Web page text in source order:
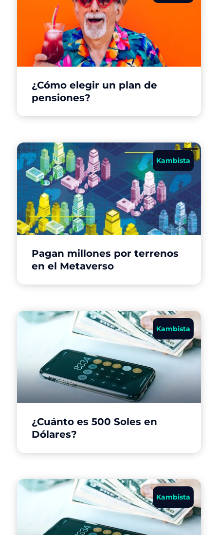
¿Cómo elegir un plan de
pensiones?
Kambista
Pagan millones por terrenos
en el Metaverso
Kambista
¿Cuánto es 500 Soles en
Dólares?
Kambista